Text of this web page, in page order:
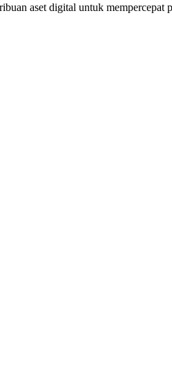
aset digital untuk mempercepat